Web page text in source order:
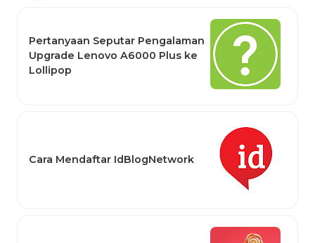
Pertanyaan Seputar Pengalaman
Upgrade Lenovo A6000 Plus ke
Lollipop
Cara Mendaftar IdBlogNetwork